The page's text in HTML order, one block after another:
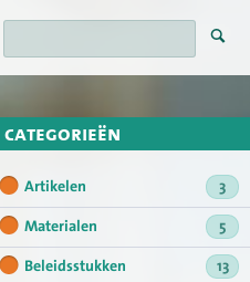
categorieën
Artikelen
3
Materialen
5
Beleidsstukken
13